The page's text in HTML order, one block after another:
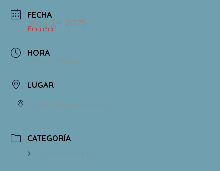
FECHA
May 24 2025
Finalizdo!
HORA
1:30 pm - 3:00 pm
LUGAR
Museo Casa de la Memoria
CATEGORÍA
Conmemoraciones